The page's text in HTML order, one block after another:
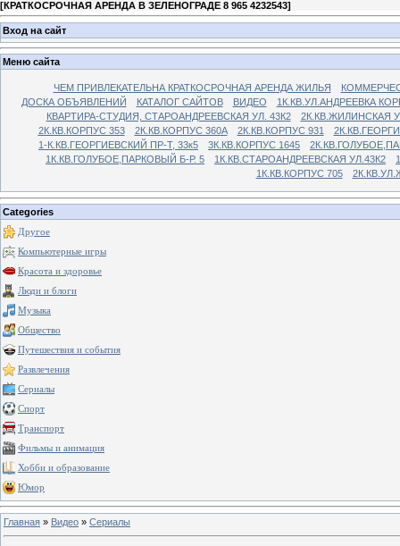
[КРАТКОСРОЧНАЯ АРЕНДА В ЗЕЛЕНОГРАДЕ 8 965 4232543]
Вход на сайт
Меню сайта
ЧЕМ ПРИВЛЕКАТЕЛЬНА КРАТКОСРОЧНАЯ АРЕНДА ЖИЛЬЯ
ДОСКА ОБЪЯВЛЕНИЙ
КАТАЛОГ САЙТОВ ВИДЕО
1К.КВ.УЛ.АНДРЕЕВКА
КВАРТИРА-СТУДИЯ, СТАРОАНДРЕЕВСКАЯ УЛ. 43К2
2К.КВ.ЖИЛИНСКАЯ
2К.КВ.КОРПУС 353
2К.КВ.КОРПУС 360А 2К.КВ.КОРПУС 931
1-К.КВ.ГЕОРГИЕВСКИЙ ПР-Т, 33к5
3К.КВ.КОРПУС 1645
1К.КВ.ГОЛУБОЕ,ПАРКОВЫЙ Б-Р. 5
1К.КВ.СТАРОАНДРЕЕВСКАЯ УЛ.43К2
1К.КВ.КОРПУС 705
Categories
Другое
Компьютерные игры
Красота и здоровье
Люди и блоги
Музыка
Общество
Путешествия и события
Развлечения
Сериалы
Спорт
Транспорт
Фильмы и анимация
Хобби и образование
Юмор
Главная » Видео » Сериалы